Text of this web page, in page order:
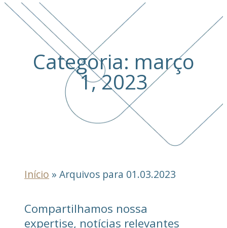
Categoria: março
1, 2023
Início » Arquivos para 01.03.2023
Compartilhamos nossa
expertise, notícias relevantes